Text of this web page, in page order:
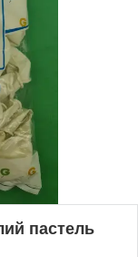
пастель